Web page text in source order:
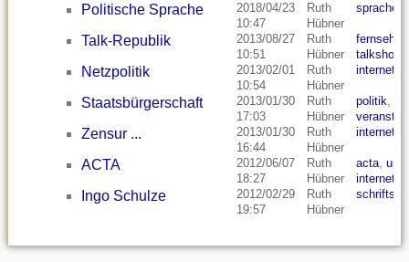
Politische Sprache
2018/04/23
10:47
Ruth
Hübner
sprache
Talk-Republik
2013/08/27
10:51
Ruth
Hübner
fernsehen
talkshow
Netzpolitik
2013/02/01
10:54
Ruth
Hübner
internet
Staatsbürgerschaft
2013/01/30
17:03
Ruth
Hübner
politik,
Zensur ...
2013/01/30
16:44
Ruth
Hübner
internet
ACTA
2012/06/07
18:27
Ruth
Hübner
acta,
internet
Ingo Schulze
2012/02/29
19:57
Ruth
Hübner